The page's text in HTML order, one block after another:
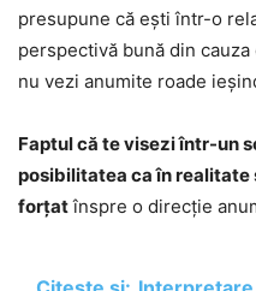
presupune că ești într-o
perspectivă bună din
nu vezi anumite roade
Faptul că te visezi într-un
posibilitatea ca în
forțatînspre o direcție